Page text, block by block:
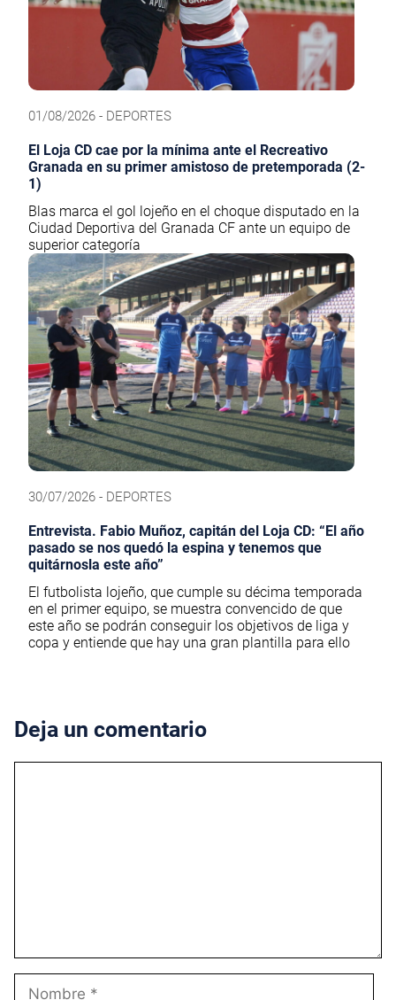
01/08/2026 - DEPORTES
El Loja CD cae por la mínima ante el Recreativo
Granada en su primer amistoso de pretemporada (2-
1)
Blas marca el gol lojeño en el choque disputado en la
Ciudad Deportiva del Granada CF ante un equipo de
superior categoría
30/07/2026 - DEPORTES
Entrevista. Fabio Muñoz, capitán del Loja CD: “El año
pasado se nos quedó la espina y tenemos que
quitárnosla este año”
El futbolista lojeño, que cumple su décima temporada
en el primer equipo, se muestra convencido de que
este año se podrán conseguir los objetivos de liga y
copa y entiende que hay una gran plantilla para ello
Deja un comentario
Nombre